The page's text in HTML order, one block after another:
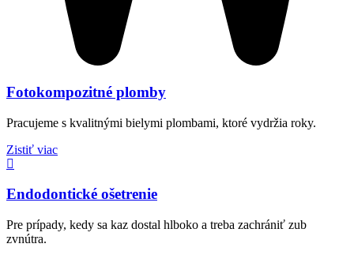
Fotokompozitné plomby
Pracujeme s kvalitnými bielymi plombami, ktoré vydržia roky.
Zistiť viac
Endodontické ošetrenie
Pre prípady, kedy sa kaz dostal hlboko a treba zachrániť zub
zvnútra.